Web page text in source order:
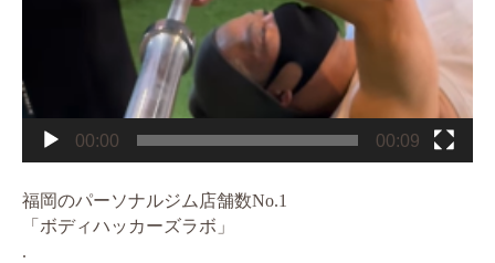
00:00 00:09
福岡のパーソナルジム店舗数No.1
「ボディハッカーズラボ」
.